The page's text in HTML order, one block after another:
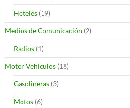
Hoteles (19)
Medios de Comunicación (2)
Radios (1)
Motor Vehículos (18)
Gasolineras (3)
Motos (6)